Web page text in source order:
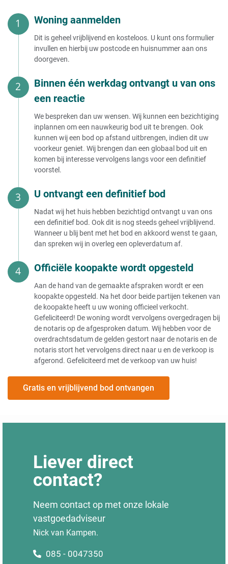
Woning aanmelden
Dit is geheel vrijblijvend en kosteloos. U kunt ons formulier
invullen en hierbij uw postcode en huisnummer aan ons
doorgeven.
Binnen één werkdag ontvangt u van ons
een reactie
We bespreken dan uw wensen. Wij kunnen een bezichtiging
inplannen om een nauwkeurig bod uit te brengen. Ook
kunnen wij een bod op afstand uitbrengen, indien dit uw
voorkeur geniet. Wij brengen dan een globaal bod uit en
komen bij interesse vervolgens langs voor een definitief
voorstel.
U ontvangt een definitief bod
Nadat wij het huis hebben bezichtigd ontvangt u van ons
een definitief bod. Ook dit is nog steeds geheel vrijblijvend.
Wanneer u blij bent met het bod en akkoord wenst te gaan,
dan spreken wij in overleg een opleverdatum af.
Officiële koopakte wordt opgesteld
Aan de hand van de gemaakte afspraken wordt er een
koopakte opgesteld. Na het door beide partijen tekenen van
de koopakte heeft u uw woning officieel verkocht.
Gefeliciteerd! De woning wordt vervolgens overgedragen bij
de notaris op de afgesproken datum. Wij hebben voor de
overdrachtsdatum de gelden gestort naar de notaris en de
notaris stort het vervolgens direct naar u en de verkoop is
afgerond. Gefeliciteerd met de verkoop van uw huis!
Gratis en vrijblijvend bod ontvangen
Liever direct
contact?
Neem contact op met onze lokale
vastgoedadviseur
Nick van Kampen.
085 - 0047350